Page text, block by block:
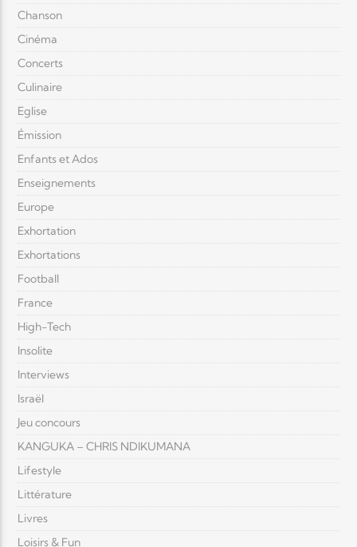
Chanson
Cinéma
Concerts
Culinaire
Eglise
Émission
Enfants et Ados
Enseignements
Europe
Exhortation
Exhortations
Football
France
High-Tech
Insolite
Interviews
Israël
Jeu concours
KANGUKA – CHRIS NDIKUMANA
Lifestyle
Littérature
Livres
Loisirs & Fun